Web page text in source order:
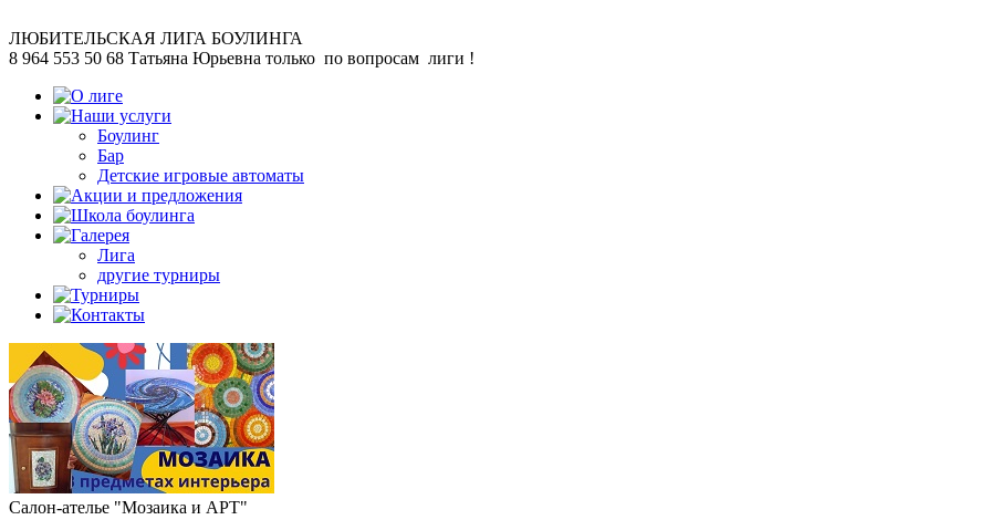
ЛЮБИТЕЛЬСКАЯ ЛИГА БОУЛИНГА
8 964 553 50 68 Татьяна Юрьевна только по вопросам лиги !
Боулинг
Бар
Детские игровые автоматы
Лига
другие турниры
Салон-ателье "Мозаика и АРТ"